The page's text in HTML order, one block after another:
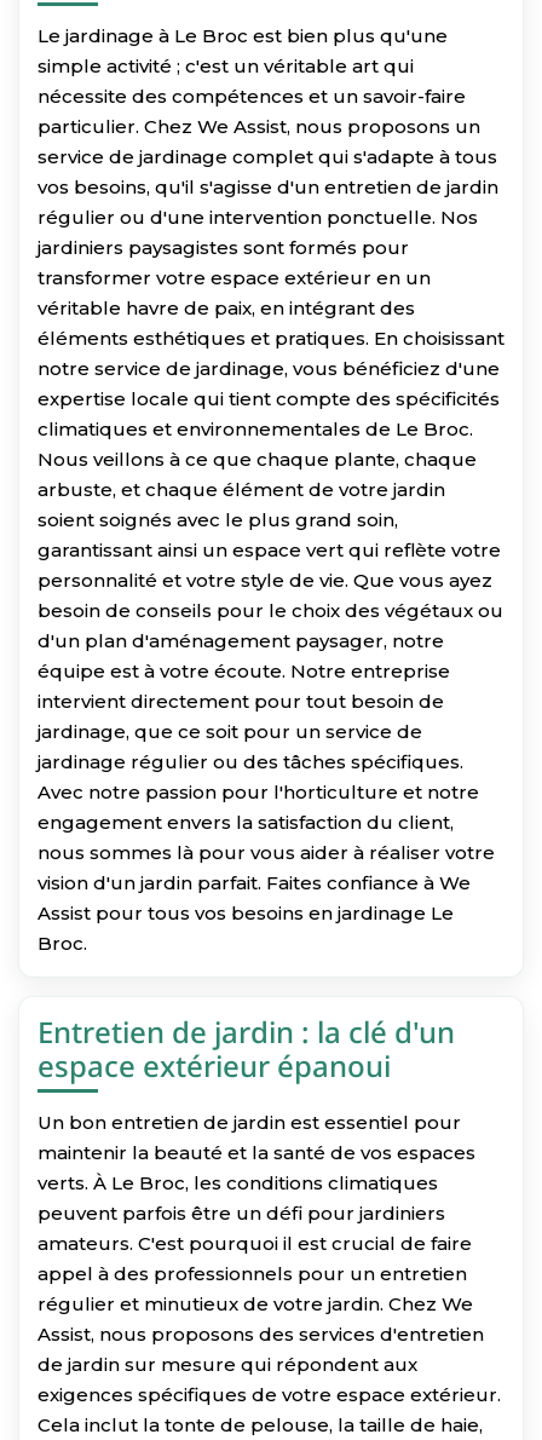
Le jardinage à Le Broc est bien plus qu'une
simple activité ; c'est un véritable art qui
nécessite des compétences et un savoir-faire
particulier. Chez We Assist, nous proposons un
service de jardinage complet qui s'adapte à tous
vos besoins, qu'il s'agisse d'un entretien de jardin
régulier ou d'une intervention ponctuelle. Nos
jardiniers paysagistes sont formés pour
transformer votre espace extérieur en un
véritable havre de paix, en intégrant des
éléments esthétiques et pratiques. En choisissant
notre service de jardinage, vous bénéficiez d'une
expertise locale qui tient compte des spécificités
climatiques et environnementales de Le Broc.
Nous veillons à ce que chaque plante, chaque
arbuste, et chaque élément de votre jardin
soient soignés avec le plus grand soin,
garantissant ainsi un espace vert qui reflète votre
personnalité et votre style de vie. Que vous ayez
besoin de conseils pour le choix des végétaux ou
d'un plan d'aménagement paysager, notre
équipe est à votre écoute. Notre entreprise
intervient directement pour tout besoin de
jardinage, que ce soit pour un service de
jardinage régulier ou des tâches spécifiques.
Avec notre passion pour l'horticulture et notre
engagement envers la satisfaction du client,
nous sommes là pour vous aider à réaliser votre
vision d'un jardin parfait. Faites confiance à We
Assist pour tous vos besoins en jardinage Le
Broc.
Entretien de jardin : la clé d'un
espace extérieur épanoui
Un bon entretien de jardin est essentiel pour
maintenir la beauté et la santé de vos espaces
verts. À Le Broc, les conditions climatiques
peuvent parfois être un défi pour jardiniers
amateurs. C'est pourquoi il est crucial de faire
appel à des professionnels pour un entretien
régulier et minutieux de votre jardin. Chez We
Assist, nous proposons des services d'entretien
de jardin sur mesure qui répondent aux
exigences spécifiques de votre espace extérieur.
Cela inclut la tonte de pelouse, la taille de haie,